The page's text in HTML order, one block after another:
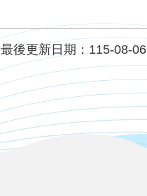
最後更新日期：115-08-06